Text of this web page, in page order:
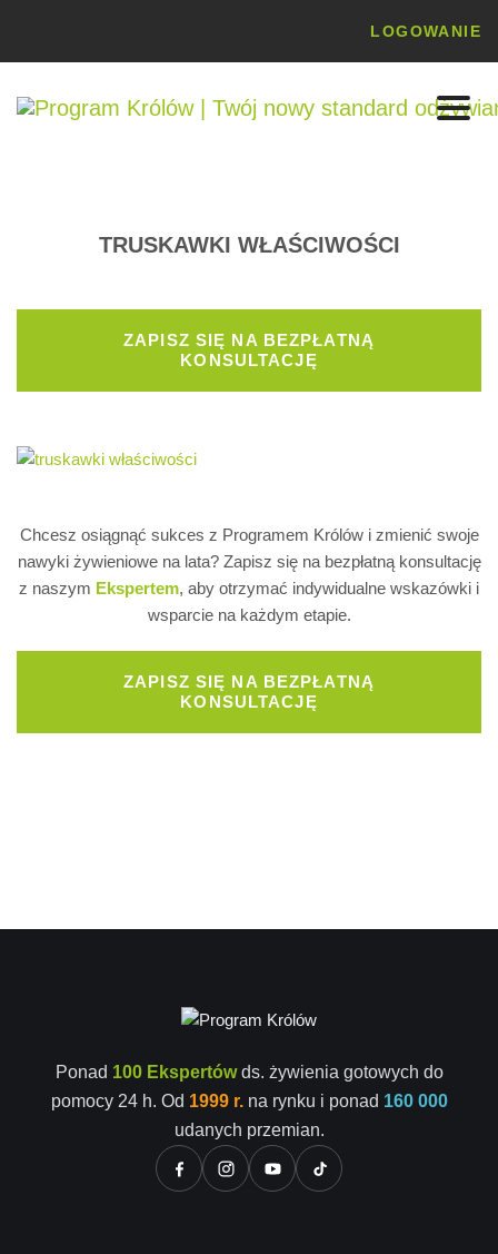
LOGOWANIE
TRUSKAWKI WŁAŚCIWOŚCI
ZAPISZ SIĘ NA BEZPŁATNĄ
KONSULTACJĘ
Chcesz osiągnąć sukces z Programem Królów i zmienić swoje
nawyki żywieniowe na lata? Zapisz się na bezpłatną konsultację
z naszym Ekspertem, aby otrzymać indywidualne wskazówki i
wsparcie na każdym etapie.
ZAPISZ SIĘ NA BEZPŁATNĄ
KONSULTACJĘ
Ponad 100 Ekspertówds. żywienia gotowych do
pomocy 24 h. Od 1999 r.na rynku i ponad 160 000
udanych przemian.